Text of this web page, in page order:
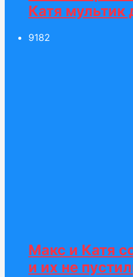
Катя мультик
9182
Макс и Катя
и их не